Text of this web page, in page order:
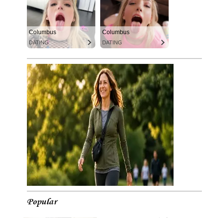
Columbus
DATING
Columbus
DATING
Popular